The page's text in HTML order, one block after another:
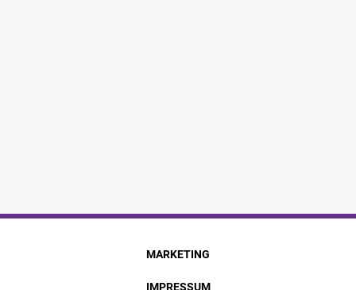
MARKETING
IMPRESSUM